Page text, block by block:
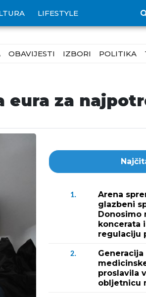
LIFESTYLE
OBAVIJESTI IZBORI POLITIKA
eura za
1.
Arena
glazbeni
Donosimo
koncerata
regulaciju
2.
proslavila
obljetnicu